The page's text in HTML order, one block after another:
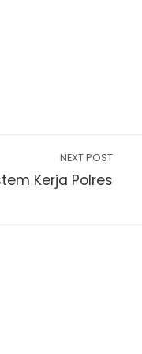
NEXT POST
Kerja Polres